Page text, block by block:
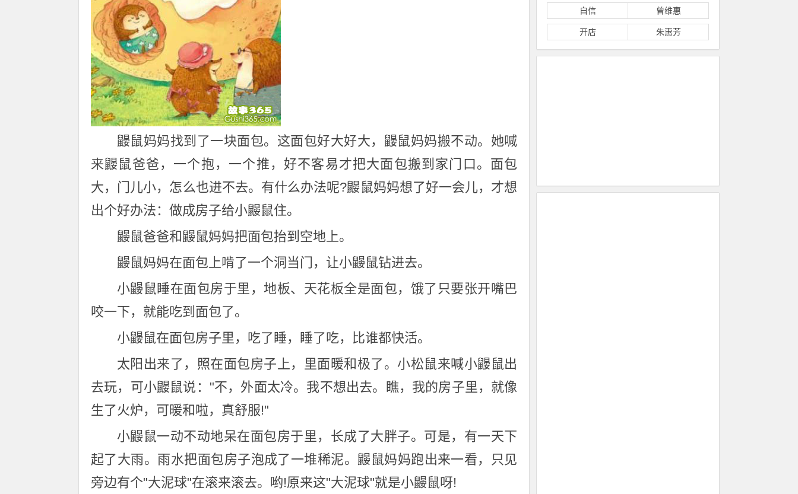
鼹鼠妈妈找到了一块面包。这面包好大好大，鼹鼠妈妈搬不动。她喊
来鼹鼠爸爸，一个抱，一个推，好不客易才把大面包搬到家门口。面包
大，门儿小，怎么也进不去。有什么办法呢?鼹鼠妈妈想了好一会儿，才想
出个好办法：做成房子给小鼹鼠住。
鼹鼠爸爸和鼹鼠妈妈把面包抬到空地上。
鼹鼠妈妈在面包上啃了一个洞当门，让小鼹鼠钻进去。
小鼹鼠睡在面包房于里，地板、天花板全是面包，饿了只要张开嘴巴
咬一下，就能吃到面包了。
小鼹鼠在面包房子里，吃了睡，睡了吃，比谁都快活。
太阳出来了，照在面包房子上，里面暖和极了。小松鼠来喊小鼹鼠出
去玩，可小鼹鼠说："不，外面太冷。我不想出去。瞧，我的房子里，就像
生了火炉，可暖和啦，真舒服!"
小鼹鼠一动不动地呆在面包房于里，长成了大胖子。可是，有一天下
起了大雨。雨水把面包房子泡成了一堆稀泥。鼹鼠妈妈跑出来一看，只见
旁边有个"大泥球"在滚来滚去。哟!原来这"大泥球"就是小鼹鼠呀!
自信 曾维惠
开店 朱惠芳